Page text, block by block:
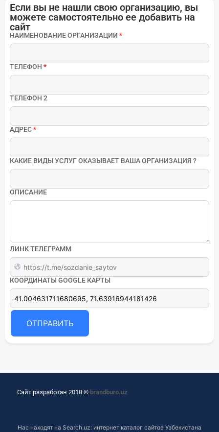
Если вы не нашли свою организацию, вы
можете самостоятельно ее добавить на
сайт
НАИМЕНОВАНИЕ ОРГАНИЗАЦИИ *
ТЕЛЕФОН *
ТЕЛЕФОН 2
АДРЕС*
КАКИЕ ВИДЫ УСЛУГ ОКАЗЫВАЕТ ВАША ОРГАНИЗАЦИЯ ?
ОПИСАНИЕ
ЛИНК ТЕЛЕГРАММ
КООРДИНАТЫ GOOGLE КАРТЫ
ОТПРАВИТЬ
Сайт разработан 2018 © brandburo.uz
Нас находят на Search.uz: интернет каталог сайтов Узбекистана